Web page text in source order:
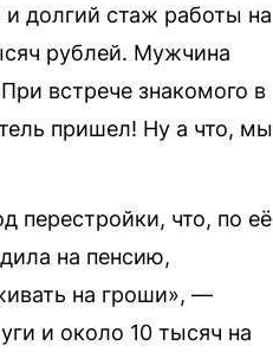
долгий стаж работы на
рублей. Мужчина
встрече знакомого в
пришел! Ну а что, мы
перестройки, что, по её
на пенсию,
на гроши», —
и около 10 тысяч на